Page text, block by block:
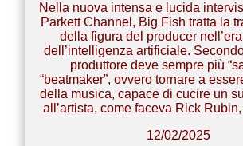
Nella nuova intensa e lucida
Parkett Channel, Big Fish tratta la
della figura del producer
dell’intelligenza artificiale.
produttore deve sempre più
“beatmaker”, ovvero tornare a
della musica, capace di cucire un
all’artista, come faceva Rick
12/02/2025